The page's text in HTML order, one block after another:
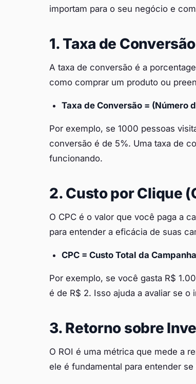
importam para o seu negócio e
1. Taxa de Conversão
A taxa de conversão é a
como comprar um produto ou
Taxa de Conversão = (Número
Por exemplo, se 1000 pessoas
conversão é de 5%. Uma taxa de
funcionando.
2. Custo por Clique
O CPC é o valor que você paga a
para entender a eficácia de suas
CPC = Custo Total da
Por exemplo, se você gasta R$
é de R$ 2. Isso ajuda a avaliar se o
3. Retorno sobre
O ROI é uma métrica que mede a
ele é fundamental para entender